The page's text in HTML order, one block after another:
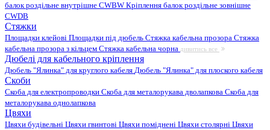
балок роздільне внутрішне CWBW Кріплення балок роздільне зовнішне
CWDB
Стяжки
Площадки клейові Площадки під дюбель Стяжка кабельна прозора Стяжка
кабельна прозора з кільцем Стяжка кабельна чорна дивитись все
Дюбелі для кабельного кріплення
Дюбель "Ялинка" для круглого кабеля Дюбель "Ялинка" для плоского кабеля
Скоби
Скоба для електропроводки Скоба для металорукава дволапкова Скоба для
металорукава однолапкова
Цвяхи
Цвяхи будівельні Цвяхи гвинтові Цвяхи поміднені Цвяхи столярні Цвяхи